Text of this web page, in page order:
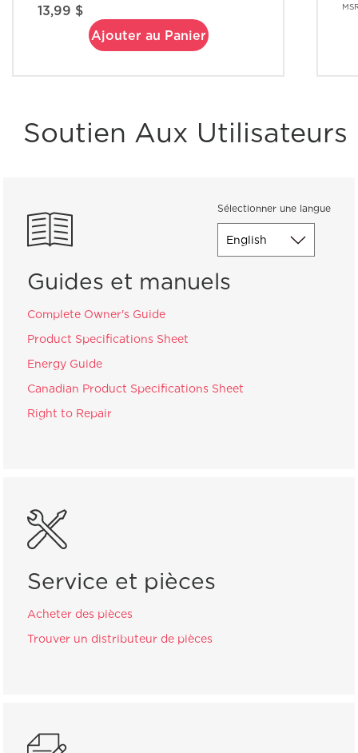
13,99 $
Ajouter au Panier
Soutien Aux Utilisateurs
Sélectionner une langue
Guides et manuels
Complete Owner's Guide
Product Specifications Sheet
Energy Guide
Canadian Product Specifications Sheet
Right to Repair
Service et pièces
Acheter des pièces
Trouver un distributeur de pièces